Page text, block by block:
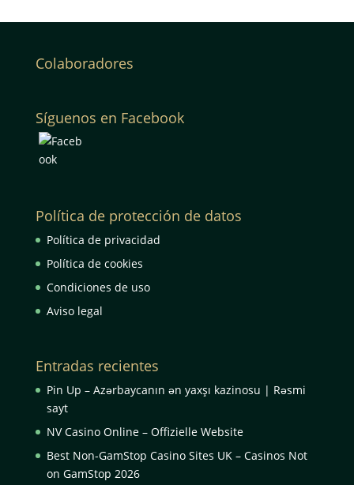
Colaboradores
Síguenos en Facebook
Política de protección de datos
Política de privacidad
Política de cookies
Condiciones de uso
Aviso legal
Entradas recientes
Pin Up – Azərbaycanın ən yaxşı kazinosu | Rəsmi
sayt
NV Casino Online – Offizielle Website
Best Non-GamStop Casino Sites UK – Casinos Not
on GamStop 2026